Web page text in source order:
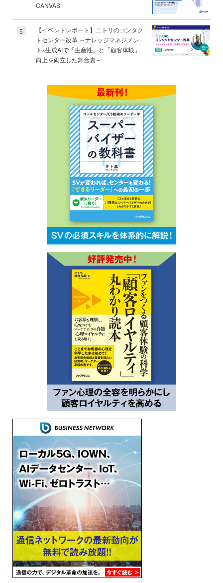
CANVAS
5
【イベントレポート】ニトリのコンタク
トセンター改革 ～ナレッジマネジメン
ト×生成AIで「生産性」と「顧客体験」
向上を両立した舞台裏～